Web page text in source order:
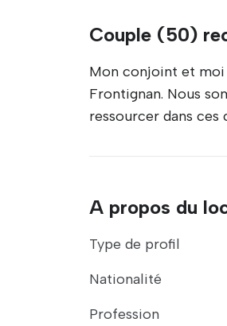
Couple (50)
Mon conjoint et moi
Frontignan. Nous
ressourcer dans ces
A propos du
Type de profil
Nationalité
Profession